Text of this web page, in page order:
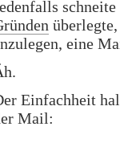
eine
Einfachheit
Mail: